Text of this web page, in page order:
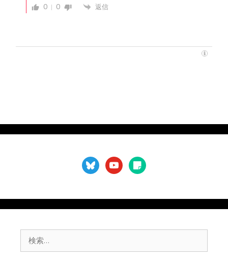
0 0 返信
blueskyyoutubesticky-
note
索: